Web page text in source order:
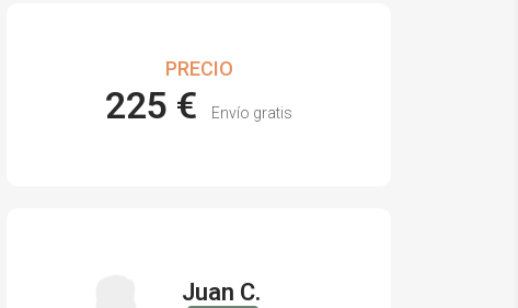
PRECIO
225 € Envío gratis
Juan C.